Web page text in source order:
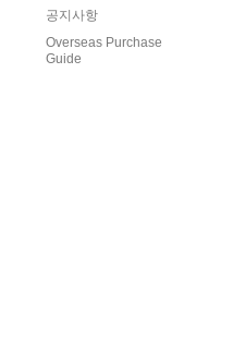
공지사항
Overseas Purchase
Guide